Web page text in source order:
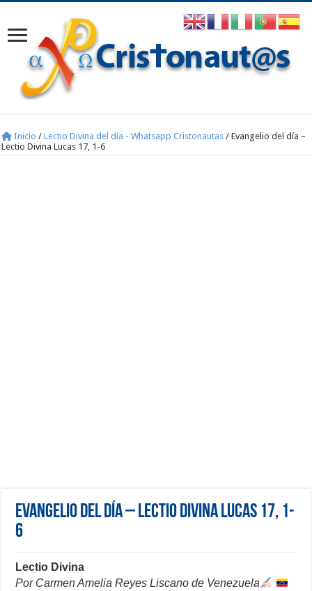
Inicio / Lectio Divina del día - Whatsapp Cristonautas / Evangelio del día –
Lectio Divina Lucas 17, 1-6
Evangelio del día – Lectio Divina Lucas 17, 1-
6
Lectio Divina
Por Carmen Amelia Reyes Liscano de Venezuela